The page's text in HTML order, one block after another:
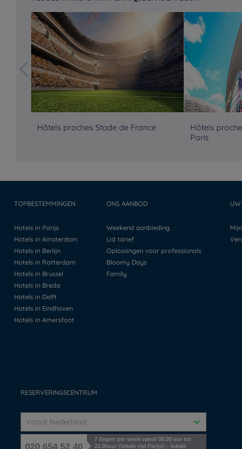
Hôtels proches Stade de France
Hôtels
Paris
TOPBESTEMMINGEN
Hotels in Parijs
Hotels in Amsterdam
Hotels in Berlijn
Hotels in Rotterdam
Hotels in Brussel
Hotels in Breda
Hotels in Delft
Hotels in Eindhoven
Hotels in Amersfoot
ONS AANBOD
Weekend aanbieding
Lid tarief
Oplossingen voor professionals
Bloomy Days
Family
RESERVERINGSCENTRUM
Vanuit Nederland:
020 654 52 40
7 dagen per week vanaf 08.00 uur tot
22.00uur (lokale tijd Parijs) - lokale